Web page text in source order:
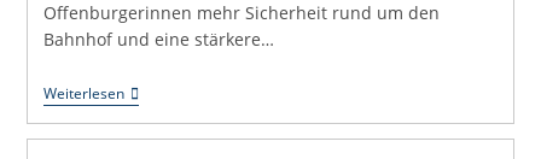
Offenburgerinnen mehr Sicherheit rund um den
Bahnhof und eine stärkere…
WeiterlesenUli
Hört